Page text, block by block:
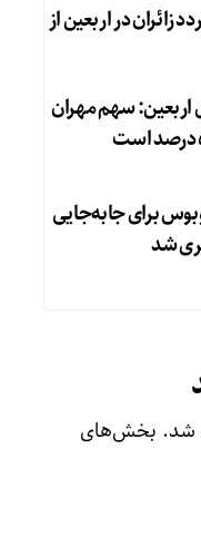
تردد زائران در اربعین از
سهم مهران
برای جابه‌جایی
شد
شد. بخش‌های